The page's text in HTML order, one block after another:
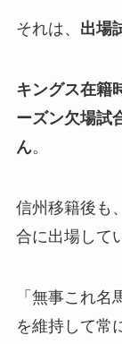
それは、 出場
キングス在籍
ーズン欠場試
ん。
信州移籍後も
合に出場して
「無事これ
を維持して常